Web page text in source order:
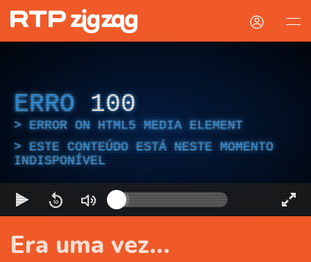
ERRO 100
ERROR ON HTML5 MEDIA ELEMENT
ESTE CONTEÚDO ESTÁ NESTE MOMENTO
INDISPONÍVEL
Era uma vez...